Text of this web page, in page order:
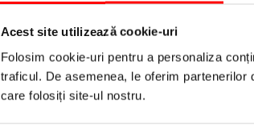
Acest site utilizează cookie-uri
Folosim cookie-uri pentru a personaliza
traficul. De asemenea, le oferim
care folosiți site-ul nostru.